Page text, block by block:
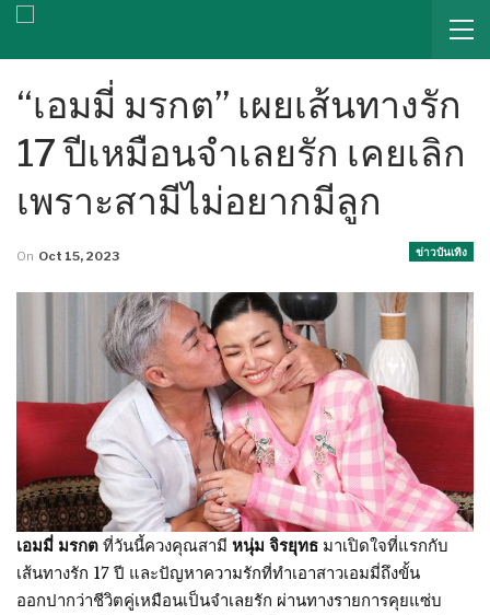
“เอมมี่ มรกต” เผยเส้นทางรัก
17 ปีเหมือนจำเลยรัก เคยเลิก
เพราะสามีไม่อยากมีลูก
ข่าวบันเทิง
On Oct 15, 2023
เอมมี่ มรกต ที่วันนี้ควงคุณสามี หนุ่ม จิรยุทธ มาเปิดใจที่แรกกับ
เส้นทางรัก 17 ปี และปัญหาความรักที่ทำเอาสาวเอมมี่ถึงขั้น
ออกปากว่าชีวิตคู่เหมือนเป็นจำเลยรัก ผ่านทางรายการคุยแซ่บ